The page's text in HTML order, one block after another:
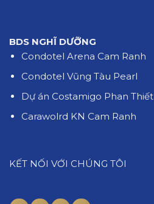
BDS NGHĨ DƯỠNG
Condotel Arena Cam Ranh
Condotel Vũng Tàu Pearl
Dự án Costamigo Phan Thiết
Carawolrd KN Cam Ranh
KẾT NỐI VỚI CHÚNG TÔI